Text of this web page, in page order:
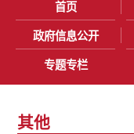
首页
政府信息公开
专题专栏
其他